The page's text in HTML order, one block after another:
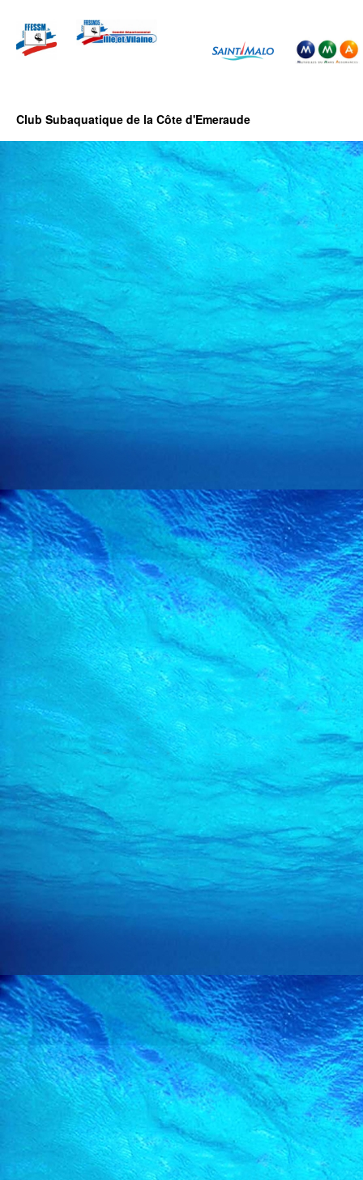
Club Subaquatique de la Côte d'Emeraude